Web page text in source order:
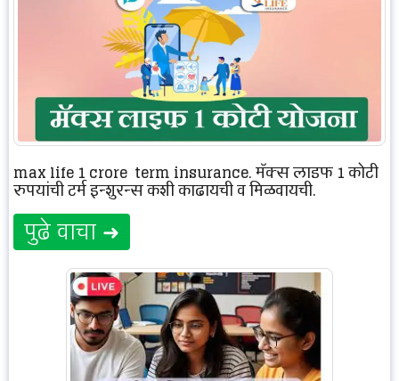
max life 1 crore term insurance, मॅक्स लाइफ 1 कोटी
रुपयांची टर्म इन्शुरन्स कशी काढायची व मिळवायची.
पुढे वाचा ➜